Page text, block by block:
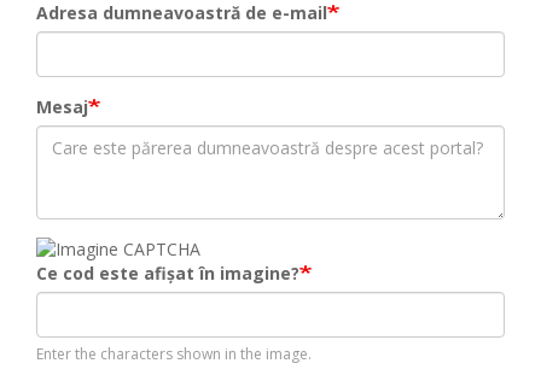
Adresa dumneavoastră de e-mail
Mesaj
Ce cod este afișat în imagine?
Enter the characters shown in the image.